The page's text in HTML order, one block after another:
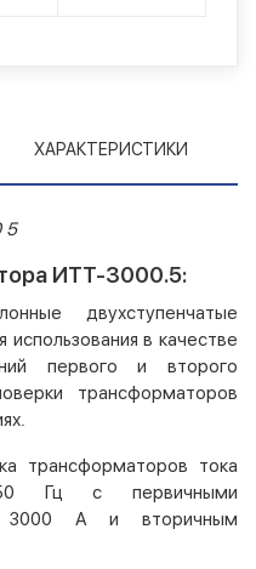
ХАРАКТЕРИСТИКИ
5
ИТТ-3000.5:
двухступенчатые
использования в качестве
первого и вто­рого
трансформаторов
трансформаторов тока
Гц с первичными
3000 А и вторичным